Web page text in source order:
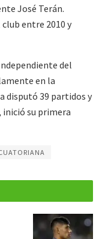
José Terán.
entre 2010 y
del
en la
disputó 39 partidos y
inició su primera